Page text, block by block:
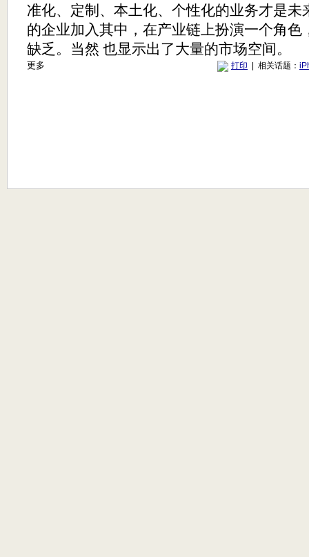
准化、定制、本土化、个性化的业务才是未
的企业加入其中，在产业链上扮演一个角色
缺乏。当然 也显示出了大量的市场空间。
更多 打印 | 相关话题：